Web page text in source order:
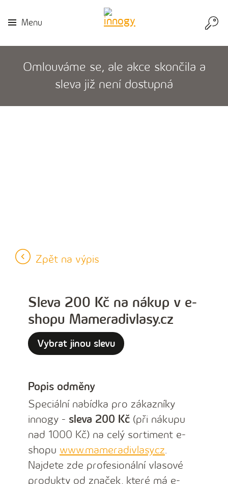
Menu
Omlouváme se, ale akce skončila a
sleva již není dostupná
Zpět na výpis
Sleva 200 Kč na nákup v e-
shopu Mameradivlasy.cz
Vybrat jinou slevu
Popis odměny
Speciální nabídka pro zákazníky
innogy - sleva 200 Kč (při nákupu
nad 1000 Kč) na celý sortiment e-
shopu www.mameradivlasy.cz.
Najdete zde profesionální vlasové
produkty od značek, které má e-